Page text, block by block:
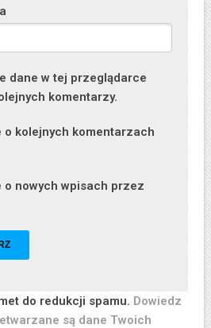
dane w tej przeglądarce
komentarzy.
o kolejnych komentarzach
o nowych wpisach przez
do redukcji spamu. Dowiedz
są dane Twoich